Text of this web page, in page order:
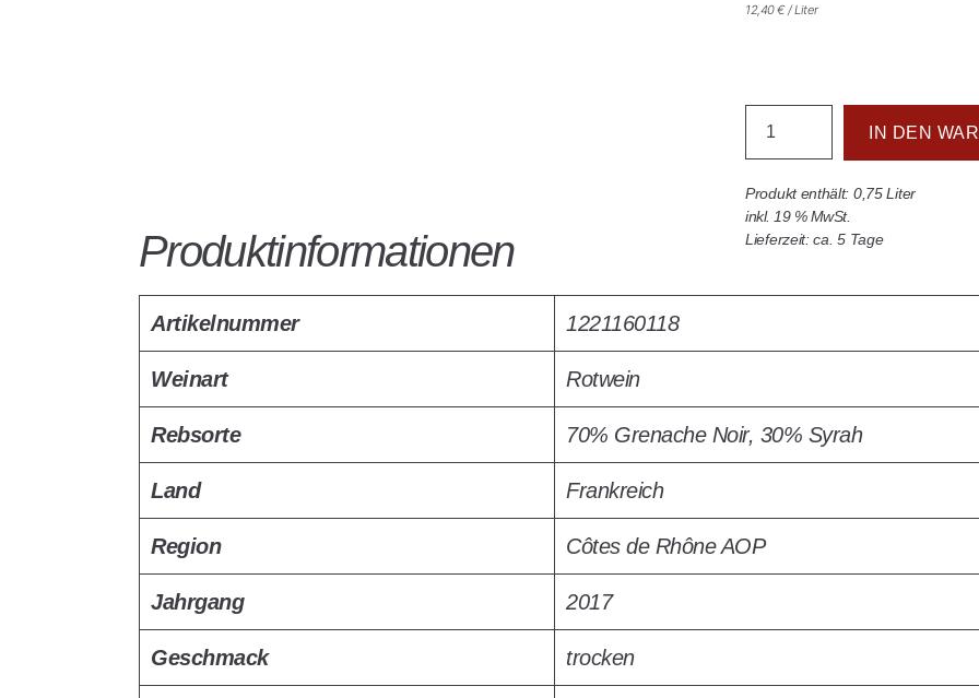
12,40€/Liter
IN DEN
Produkt enthält: 0,75Liter
inkl. 19 % MwSt.
Lieferzeit: ca. 5 Tage
Produktinformationen
Artikelnummer 1221160118
Weinart Rotwein
Rebsorte 70% Grenache Noir, 30% Syrah
Land Frankreich
Region Côtes de Rhône AOP
Jahrgang 2017
Geschmack trocken